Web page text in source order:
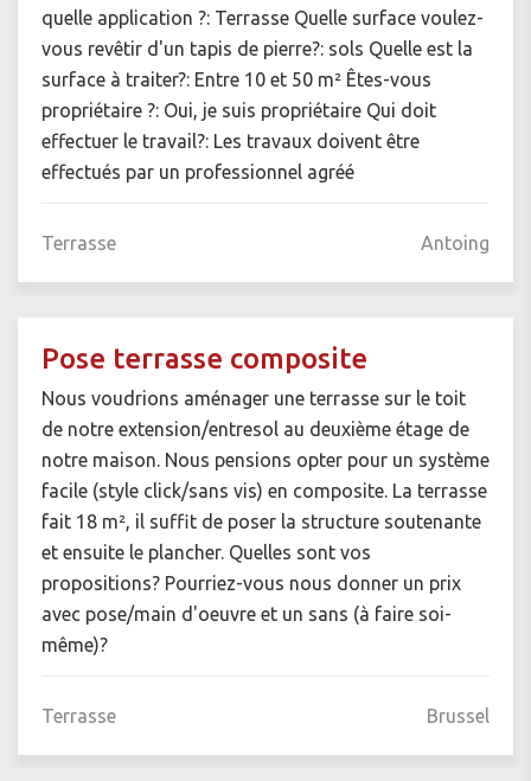
quelle application ?: Terrasse Quelle surface voulez-
vous revêtir d'un tapis de pierre?: sols Quelle est la
surface à traiter?: Entre 10 et 50 m² Êtes-vous
propriétaire ?: Oui, je suis propriétaire Qui doit
effectuer le travail?: Les travaux doivent être
effectués par un professionnel agréé
Terrasse Antoing
Pose terrasse composite
Nous voudrions aménager une terrasse sur le toit
de notre extension/entresol au deuxième étage de
notre maison. Nous pensions opter pour un système
facile (style click/sans vis) en composite. La terrasse
fait 18 m², il suffit de poser la structure soutenante
et ensuite le plancher. Quelles sont vos
propositions? Pourriez-vous nous donner un prix
avec pose/main d'oeuvre et un sans (à faire soi-
même)?
Terrasse Brussel